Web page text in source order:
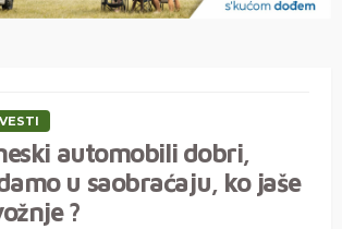
VESTI
automobili dobri,
u saobraćaju, ko jaše
?